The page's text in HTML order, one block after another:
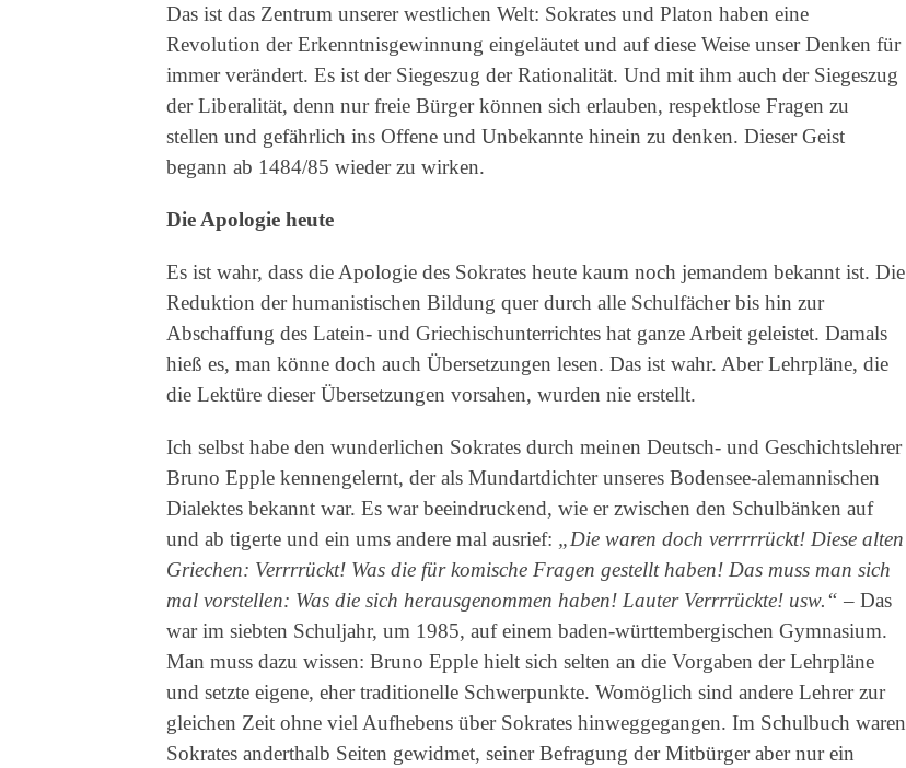
Das ist das Zentrum unserer westlichen Welt: Sokrates und Platon haben eine
Revolution der Erkenntnisgewinnung eingeläutet und auf diese Weise unser Denken für
immer verändert. Es ist der Siegeszug der Rationalität. Und mit ihm auch der Siegeszug
der Liberalität, denn nur freie Bürger können sich erlauben, respektlose Fragen zu
stellen und gefährlich ins Offene und Unbekannte hinein zu denken. Dieser Geist
begann ab 1484/85 wieder zu wirken.
Die Apologie heute
Es ist wahr, dass die Apologie des Sokrates heute kaum noch jemandem bekannt ist. Die
Reduktion der humanistischen Bildung quer durch alle Schulfächer bis hin zur
Abschaffung des Latein- und Griechischunterrichtes hat ganze Arbeit geleistet. Damals
hieß es, man könne doch auch Übersetzungen lesen. Das ist wahr. Aber Lehrpläne, die
die Lektüre dieser Übersetzungen vorsahen, wurden nie erstellt.
Ich selbst habe den wunderlichen Sokrates durch meinen Deutsch- und Geschichtslehrer
Bruno Epple kennengelernt, der als Mundartdichter unseres Bodensee-alemannischen
Dialektes bekannt war. Es war beeindruckend, wie er zwischen den Schulbänken auf
und ab tigerte und ein ums andere mal ausrief: „Die waren doch verrrrrückt! Diese alten
Griechen: Verrrrückt! Was die für komische Fragen gestellt haben! Das muss man sich
mal vorstellen: Was die sich herausgenommen haben! Lauter Verrrrückte! usw.“ – Das
war im siebten Schuljahr, um 1985, auf einem baden-württembergischen Gymnasium.
Man muss dazu wissen: Bruno Epple hielt sich selten an die Vorgaben der Lehrpläne
und setzte eigene, eher traditionelle Schwerpunkte. Womöglich sind andere Lehrer zur
gleichen Zeit ohne viel Aufhebens über Sokrates hinweggegangen. Im Schulbuch waren
Sokrates anderthalb Seiten gewidmet, seiner Befragung der Mitbürger aber nur ein